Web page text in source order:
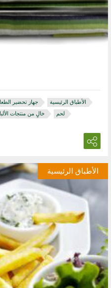
جهاز تحضير الطعام
الأطباق الرئيسية
خالٍ من منتجات الألبان لحم
الأطباق الرئيسية